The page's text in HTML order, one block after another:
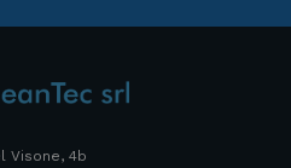
Visone, 4b